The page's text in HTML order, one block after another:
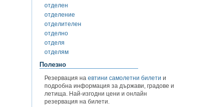
отделен
отделение
отделителен
отделно
отделя
отделям
Полезно
Резервация на евтини самолетни билети и
подробна информация за държави, градове и
летища. Най-изгодни цени и онлайн
резервация на билети.